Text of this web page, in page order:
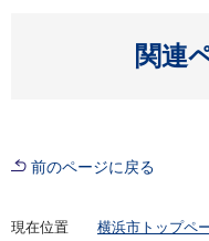
関連
前のページに戻る
現在位置 横浜市トップペ